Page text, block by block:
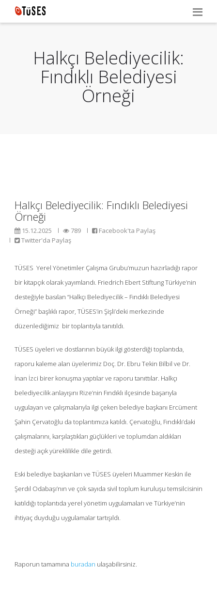
Halkçı Belediyecilik:
Fındıklı Belediyesi
Örneği
Halkçı Belediyecilik: Fındıklı Belediyesi
Örneği
15.12.2025 789
Facebook'ta Paylaş
Twitter'da Paylaş
TÜSES Yerel Yönetimler Çalışma Grubu’muzun hazırladığı rapor
bir kitapçık olarak yayımlandı. Friedrich Ebert Stiftung Türkiye’nin
desteğiyle basılan “Halkçı Belediyecilik – Fındıklı Belediyesi
Örneği” başlıklı rapor, TÜSES’in Şişli’deki merkezinde
düzenlediğimiz bir toplantıyla tanıtıldı.
TÜSES üyeleri ve dostlarının büyük ilgi gösterdiği toplantıda,
raporu kaleme alan üyelerimiz Doç. Dr. Ebru Tekin Bilbil ve Dr.
İnan İzci birer konuşma yaptılar ve raporu tanıttılar. Halkçı
belediyecilik anlayışını Rize’nin Fındıklı ilçesinde başarıyla
uygulayan ve çalışmalarıyla ilgi çeken belediye başkanı Ercüment
Şahin Çervatoğlu da toplantımıza katıldı. Çervatoğlu, Fındıklı’daki
çalışmalarını, karşılaştıkları güçlükleri ve toplumdan aldıkları
desteği açık yüreklilikle dile getirdi.
Eski belediye başkanları ve TÜSES üyeleri Muammer Keskin ile
Şerdıl Odabaşı’nın ve çok sayıda sivil toplum kuruluşu temsilcisinin
katıldığı toplantıda yerel yönetim uygulamaları ve Türkiye’nin
ihtiyaç duyduğu uygulamalar tartışıldı.
Raporun tamamına buradan ulaşabilirsiniz.